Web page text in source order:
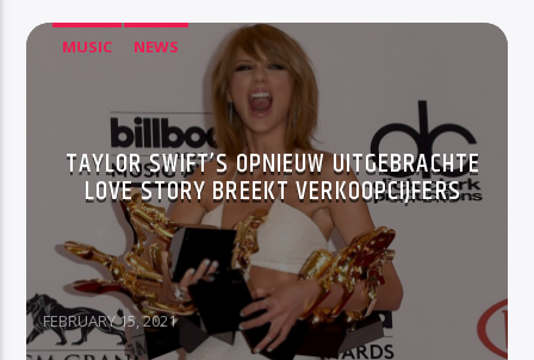
MUSIC NEWS
TAYLOR SWIFT’S OPNIEUW UITGEBRACHTE
LOVE STORY BREEKT VERKOOPCIJFERS
FEBRUARY 15, 2021